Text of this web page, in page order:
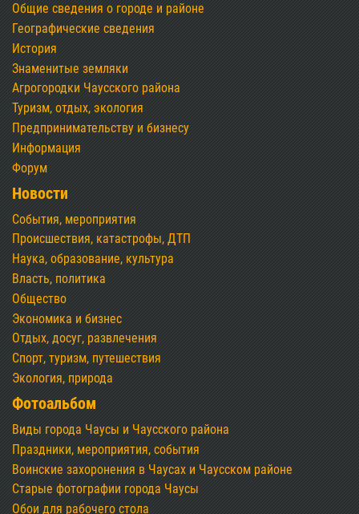
Общие сведения о городе и районе
Географические сведения
История
Знаменитые земляки
Агрогородки Чаусского района
Туризм, отдых, экология
Предпринимательству и бизнесу
Информация
Форум
Новости
События, мероприятия
Происшествия, катастрофы, ДТП
Наука, образование, культура
Власть, политика
Общество
Экономика и бизнес
Отдых, досуг, развлечения
Спорт, туризм, путешествия
Экология, природа
Фотоальбом
Виды города Чаусы и Чаусского района
Праздники, мероприятия, события
Воинские захоронения в Чаусах и Чаусском районе
Старые фотографии города Чаусы
Обои для рабочего стола